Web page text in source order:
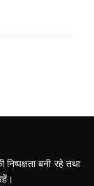
बनी रहे तथा